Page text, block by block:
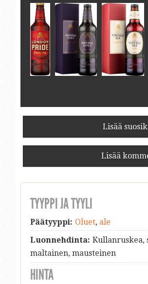
Lisää
Lisää
TYYPPI JA TYYLI
Päätyyppi: Oluet, ale
Luonnehdinta: Kullanruskea,
maltainen, mausteinen
HINTA